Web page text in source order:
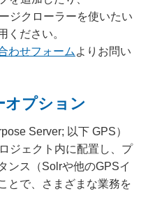
ジクローラーを使いたい
ください。
わせフォーム よりお問い
オプション
Server; 以下 GPS）
ジェクト内に配置し、プ
ンス（Solrや他のGPSイ
とで、さまざまな業務を